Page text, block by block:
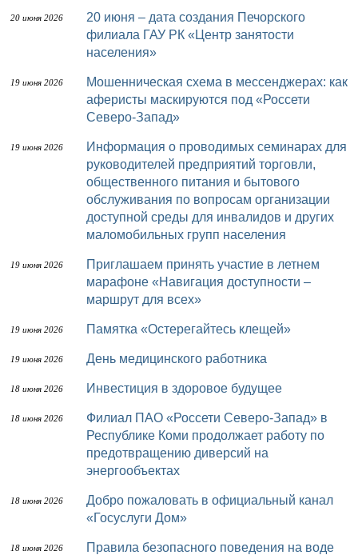
20 июня 2026
20 июня – дата создания Печорского
филиала ГАУ РК «Центр занятости
населения»
19 июня 2026
Мошенническая схема в мессенджерах: как
аферисты маскируются под «Россети
Северо-Запад»
19 июня 2026
Информация о проводимых семинарах для
руководителей предприятий торговли,
общественного питания и бытового
обслуживания по вопросам организации
доступной среды для инвалидов и других
маломобильных групп населения
19 июня 2026
Приглашаем принять участие в летнем
марафоне «Навигация доступности –
маршрут для всех»
19 июня 2026 Памятка «Остерегайтесь клещей»
19 июня 2026 День медицинского работника
18 июня 2026 Инвестиция в здоровое будущее
18 июня 2026
Филиал ПАО «Россети Северо-Запад» в
Республике Коми продолжает работу по
предотвращению диверсий на
энергообъектах
18 июня 2026
Добро пожаловать в официальный канал
«Госуслуги Дом»
18 июня 2026 Правила безопасного поведения на воде